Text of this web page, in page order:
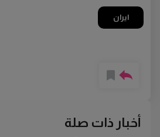
ايران
أخبار ذات صلة